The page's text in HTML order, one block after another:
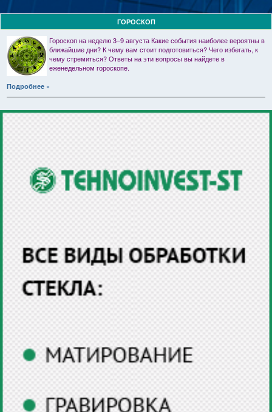
ГОРОСКОП
Гороскоп на неделю 3–9 августа Какие события наиболее вероятны в
ближайшие дни? К чему вам стоит подготовиться? Чего избегать, к
чему стремиться? Ответы на эти вопросы вы найдете в
еженедельном гороскопе.
Подробнее »